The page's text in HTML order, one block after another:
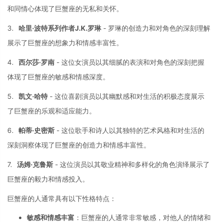
和同情心体现了巨蟹座的无私和关怀。
3. 哈里·波特系列作者J.K.罗琳 - 罗琳的创造力和对角色的深刻理解
展示了巨蟹座的想象力和情感丰富性。
4. 西尔莎·罗南 - 这位女演员以其细腻的表演和对角色的深刻把握
体现了巨蟹座的敏感和情感深度。
5. 凯文·哈特 - 这位喜剧演员以其幽默感和对生活的积极态度展示
了巨蟹座的乐观和适应能力。
6. 帕蒂·史密斯 - 这位歌手和诗人以其独特的艺术风格和对生活的
深刻洞察体现了巨蟹座的创造力和情感丰富性。
7. 汤姆·克鲁斯 - 这位演员以其敬业精神和多样化的角色演绎展示了
巨蟹座的毅力和情感投 入。
巨蟹座的人通常具有以下性格特点：
敏感和情感丰富 ： 巨蟹座的人通常非常敏感， 对他人的情绪和